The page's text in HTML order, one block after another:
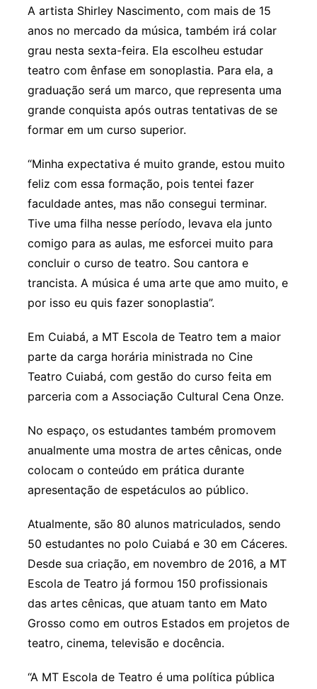
A artista Shirley Nascimento, com mais de 15
anos no mercado da música, também irá colar
grau nesta sexta-feira. Ela escolheu estudar
teatro com ênfase em sonoplastia. Para ela, a
graduação será um marco, que representa uma
grande conquista após outras tentativas de se
formar em um curso superior.
“Minha expectativa é muito grande, estou muito
feliz com essa formação, pois tentei fazer
faculdade antes, mas não consegui terminar.
Tive uma filha nesse período, levava ela junto
comigo para as aulas, me esforcei muito para
concluir o curso de teatro. Sou cantora e
trancista. A música é uma arte que amo muito, e
por isso eu quis fazer sonoplastia”.
Em Cuiabá, a MT Escola de Teatro tem a maior
parte da carga horária ministrada no Cine
Teatro Cuiabá, com gestão do curso feita em
parceria com a Associação Cultural Cena Onze.
No espaço, os estudantes também promovem
anualmente uma mostra de artes cênicas, onde
colocam o conteúdo em prática durante
apresentação de espetáculos ao público.
Atualmente, são 80 alunos matriculados, sendo
50 estudantes no polo Cuiabá e 30 em Cáceres.
Desde sua criação, em novembro de 2016, a MT
Escola de Teatro já formou 150 profissionais
das artes cênicas, que atuam tanto em Mato
Grosso como em outros Estados em projetos de
teatro, cinema, televisão e docência.
“A MT Escola de Teatro é uma política pública